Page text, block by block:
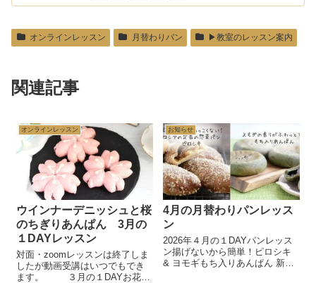
オンラインレッスン 月替わりパン ▶︎教室のレッスン案内
関連記事
オンラインレッスン
ウインナーデニッシュと桜
のちぎりあんぱん 3月の
１DAYレッスン
対面・zoomレッスンは終了しま
したが動画受講はいつでもでき
ます。 ３月の１DAYお花の
お知らせ
4月の月替わりパンレッス
ン
2026年４月の１DAYパンレッス
ン揚げないから簡単！ピロシキ
& ヨモギもち入りあんぱん 新年